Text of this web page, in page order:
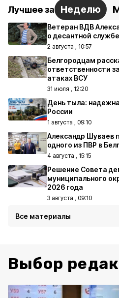
Лучшее за Неделю
Ветеран ВДВ
о десантной службе
2 августа , 10:57
Белгородцам
ответственности
атаках ВСУ
31 июля , 12:20
День тыла:
России
1 августа , 09:10
Александр Шуваев
одного из ПВР в
4 августа , 15:15
Решение Совета
муниципального
2026 года
3 августа , 09:10
Все материалы
Выбор